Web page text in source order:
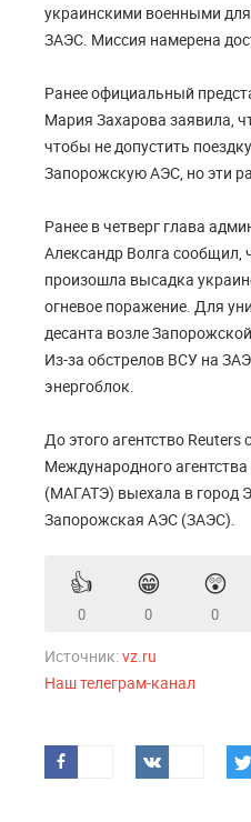
украинскими военными
ЗАЭС. Миссия намерена
Ранее официальный
Мария Захарова заявила,
чтобы не допустить
Запорожскую АЭС, но эти
Ранее в четверг глава
Александр Волга сообщил,
произошла высадка
огневое поражение. Для
десанта возле
Из-за обстрелов ВСУ на
энергоблок.
До этого агентство
Международного
(МАГАТЭ) выехала в город
Запорожская АЭС (ЗАЭС).
👍
0
😁
0
😲
0
Источник:vz.ru
Наш телеграм-канал